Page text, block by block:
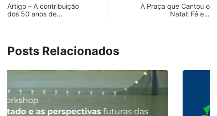
Artigo – A contribuição
dos 50 anos de…
A Praça que Cantou o
Natal: Fé e…
Posts Relacionados